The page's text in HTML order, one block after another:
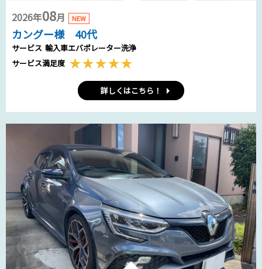
2026年08月 NEW
カングー様 40代
サービス 輸入車エバポレーター洗浄
サービス満足度
詳しくはこちら！